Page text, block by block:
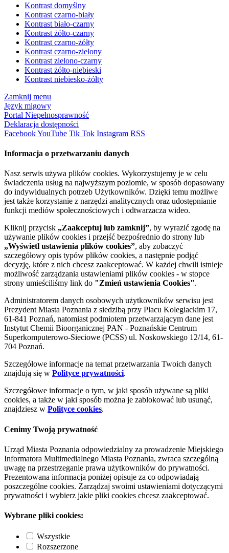
Kontrast domyślny
Kontrast czarno-biały
Kontrast biało-czarny
Kontrast żółto-czarny
Kontrast czarno-żółty
Kontrast czarno-zielony
Kontrast zielono-czarny
Kontrast żółto-niebieski
Kontrast niebiesko-żółty
Zamknij menu
Język migowy
Portal Niepełnosprawność
Deklaracja dostępności
FacebookYouTube Tik Tok Instagram RSS
Informacja o przetwarzaniu danych
Nasz serwis używa plików cookies. Wykorzystujemy je w celu
świadczenia usług na najwyższym poziomie, w sposób dopasowany
do indywidualnych potrzeb Użytkowników. Dzięki temu możliwe
jest także korzystanie z narzędzi analitycznych oraz udostępnianie
funkcji mediów społecznościowych i odtwarzacza wideo.
Kliknij przycisk „Zaakceptuj lub zamknij”, by wyrazić zgodę na
używanie plików cookies i przejść bezpośrednio do strony lub
„Wyświetl ustawienia plików cookies”, aby zobaczyć
szczegółowy opis typów plików cookies, a następnie podjąć
decyzję, które z nich chcesz zaakceptować. W każdej chwili istnieje
możliwość zarządzania ustawieniami plików cookies - w stopce
strony umieściliśmy link do "Zmień ustawienia Cookies".
Administratorem danych osobowych użytkowników serwisu jest
Prezydent Miasta Poznania z siedzibą przy Placu Kolegiackim 17,
61-841 Poznań, natomiast podmiotem przetwarzającym dane jest
Instytut Chemii Bioorganicznej PAN - Poznańskie Centrum
Superkomputerowo-Sieciowe (PCSS) ul. Noskowskiego 12/14, 61-
704 Poznań.
Szczegółowe informacje na temat przetwarzania Twoich danych
znajdują się w Polityce prywatności.
Szczegółowe informacje o tym, w jaki sposób używane są pliki
cookies, a także w jaki sposób można je zablokować lub usunąć,
znajdziesz w Polityce cookies.
Cenimy Twoją prywatność
Urząd Miasta Poznania odpowiedzialny za prowadzenie Miejskiego
Informatora Multimedialnego Miasta Poznania, zwraca szczególną
uwagę na przestrzeganie prawa użytkowników do prywatności.
Prezentowana informacja poniżej opisuje za co odpowiadają
poszczególne cookies. Zarządzaj swoimi ustawieniami dotyczącymi
prywatności i wybierz jakie pliki cookies chcesz zaakceptować.
Wybrane pliki cookies:
Wszystkie
Rozszerzone